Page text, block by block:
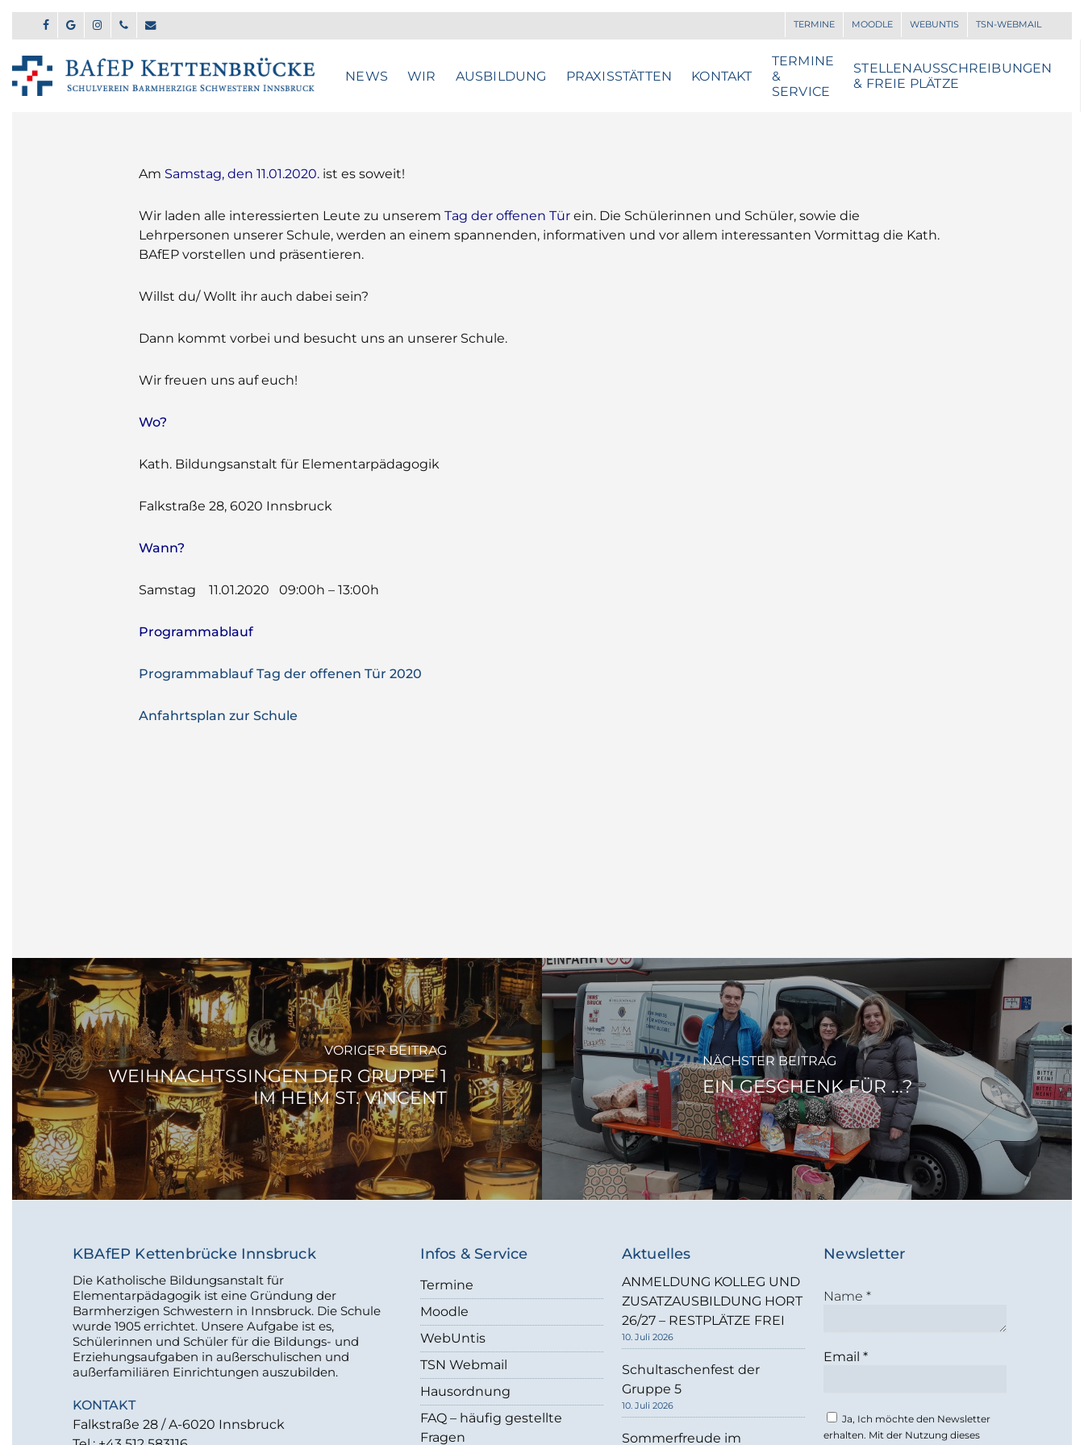
Skip
content
FACEBOOK
GOOGLE-INSTAGRAM
PHONEEMAIL
TERMINE MOODLE WEBUNTIS TSN-WEBMAIL
NEWS WIR AUSBILDUNG PRAXISSTÄTTEN KONTAKT
TERMINE
&
SERVICE
STELLENAUSSCHREIBUNGEN
& FREIE PLÄTZE
Am Samstag, den 11.01.2020. ist es soweit!
Wir laden alle interessierten Leute zu unserem Tag der offenen Tür ein. Die Schülerinnen und Schüler, sowie die
Lehrpersonen unserer Schule, werden an einem spannenden, informativen und vor allem interessanten Vormittag die Kath.
BAfEP vorstellen und präsentieren.
Willst du/ Wollt ihr auch dabei sein?
Dann kommt vorbei und besucht uns an unserer Schule.
Wir freuen uns auf euch!
Wo?
Kath. Bildungsanstalt für Elementarpädagogik
Falkstraße 28, 6020 Innsbruck
Wann?
Samstag 11.01.2020 09:00h – 13:00h
Programmablauf
Programmablauf Tag der offenen Tür 2020
Anfahrtsplan zur Schule
VORIGER BEITRAG
WEIHNACHTSSINGEN DER GRUPPE 1
IM HEIM ST. VINCENT
NÄCHSTER BEITRAG
EIN GESCHENK FÜR ...?
KBAfEP Kettenbrücke Innsbruck
Die Katholische Bildungsanstalt für
Elementarpädagogik ist eine Gründung der
Barmherzigen Schwestern in Innsbruck. Die Schule
wurde 1905 errichtet. Unsere Aufgabe ist es,
Schülerinnen und Schüler für die Bildungs- und
Erziehungsaufgaben in außerschulischen und
außerfamiliären Einrichtungen auszubilden.
KONTAKT
Falkstraße 28 / A-6020 Innsbruck
Infos & Service
Termine
Moodle
WebUntis
TSN Webmail
Hausordnung
FAQ – häufig gestellte
Fragen
Aktuelles
ANMELDUNG KOLLEG UND
ZUSATZAUSBILDUNG HORT
26/27 – RESTPLÄTZE FREI
10. Juli 2026
Schultaschenfest der
Gruppe 5
10. Juli 2026
Sommerfreude im
Newsletter
Name*
Email*
Ja, Ich möchte den Newsletter
erhalten. Mit der Nutzung dieses